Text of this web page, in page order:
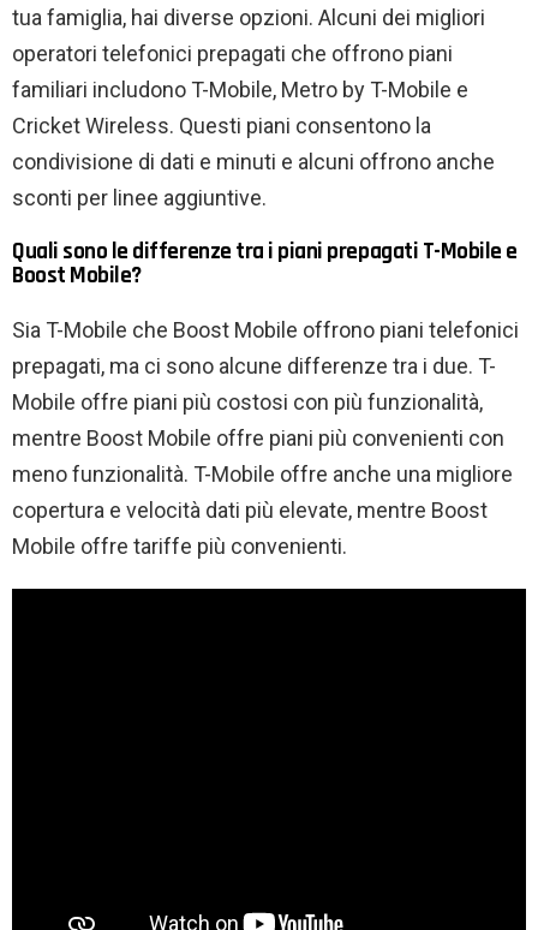
tua famiglia, hai diverse opzioni. Alcuni dei migliori
operatori telefonici prepagati che offrono piani
familiari includono T-Mobile, Metro by T-Mobile e
Cricket Wireless. Questi piani consentono la
condivisione di dati e minuti e alcuni offrono anche
sconti per linee aggiuntive.
Quali sono le differenze tra i piani prepagati T-Mobile e
Boost Mobile?
Sia T-Mobile che Boost Mobile offrono piani telefonici
prepagati, ma ci sono alcune differenze tra i due. T-
Mobile offre piani più costosi con più funzionalità,
mentre Boost Mobile offre piani più convenienti con
meno funzionalità. T-Mobile offre anche una migliore
copertura e velocità dati più elevate, mentre Boost
Mobile offre tariffe più convenienti.